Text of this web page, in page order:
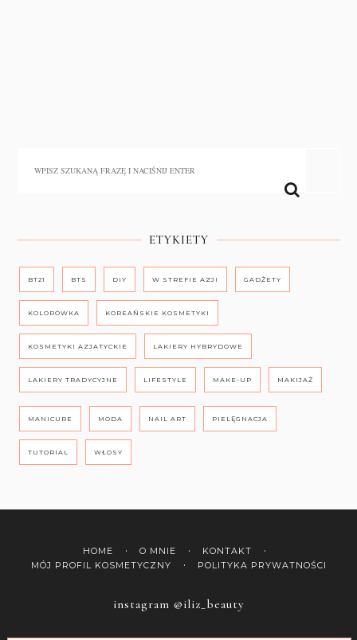
ETYKIETY
BT21 BTS DIY W STREFIE AZJI GADŻETY
KOLORÓWKA KOREAŃSKIE KOSMETYKI
KOSMETYKI AZJATYCKIE LAKIERY HYBRYDOWE
LAKIERY TRADYCYJNE LIFESTYLE MAKE-UP MAKIJAŻ
MANICURE MODA NAIL ART PIELĘGNACJA
TUTORIAL WŁOSY
HOME O MNIE
KONTAKT
MÓJ PROFIL KOSMETYCZNY
POLITYKA PRYWATNOŚCI
instagram @iliz_beauty